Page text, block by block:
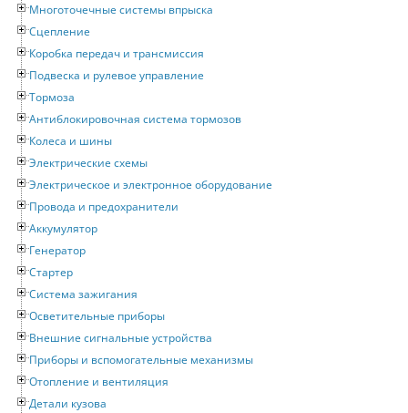
Многоточечные системы впрыска
Сцепление
Коробка передач и трансмиссия
Подвеска и рулевое управление
Тормоза
Антиблокировочная система тормозов
Колеса и шины
Электрические схемы
Электрическое и электронное оборудование
Провода и предохранители
Аккумулятор
Генератор
Стартер
Система зажигания
Осветительные приборы
Внешние сигнальные устройства
Приборы и вспомогательные механизмы
Отопление и вентиляция
Детали кузова